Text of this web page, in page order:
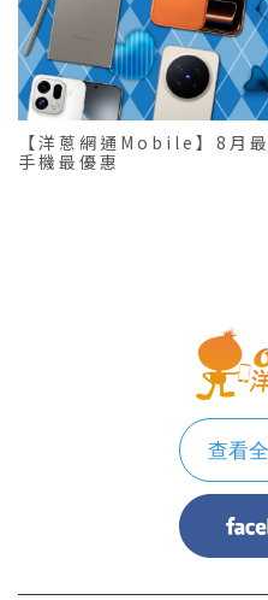
【洋蔥網通Mobile】8月
手機最優惠
查看